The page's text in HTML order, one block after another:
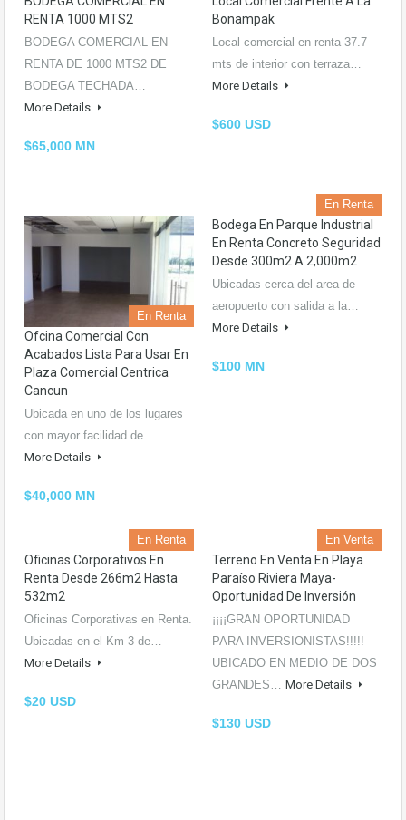
RENTA 1000 MTS2
BODEGA COMERCIAL EN
RENTA DE 1000 MTS2 DE
BODEGA TECHADA…
More Details
$65,000 MN
Bonampak
Local comercial en renta 37.7
mts de interior con terraza…
More Details
$600 USD
En Renta
Ofcina Comercial Con
Acabados Lista Para Usar En
Plaza Comercial Centrica
Cancun
Ubicada en uno de los lugares
con mayor facilidad de…
More Details
$40,000 MN
En Renta
Bodega En Parque Industrial
En Renta Concreto Seguridad
Desde 300m2 A 2,000m2
Ubicadas cerca del area de
aeropuerto con salida a la…
More Details
$100 MN
En Renta
Oficinas Corporativos En
Renta Desde 266m2 Hasta
532m2
Oficinas Corporativas en Renta.
Ubicadas en el Km 3 de…
More Details
$20 USD
En Venta
Terreno En Venta En Playa
Paraíso Riviera Maya-
Oportunidad De Inversión
¡¡¡¡GRAN OPORTUNIDAD
PARA INVERSIONISTAS!!!!!
UBICADO EN MEDIO DE DOS
GRANDES… More Details
$130 USD